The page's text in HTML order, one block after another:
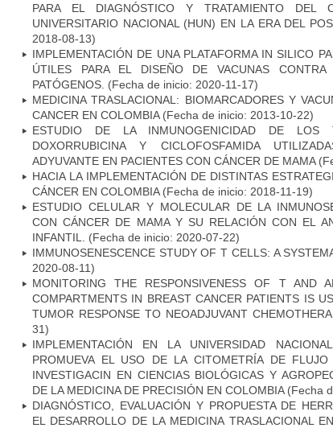
PARA EL DIAGNÓSTICO Y TRATAMIENTO DEL
UNIVERSITARIO NACIONAL (HUN) EN LA ERA DEL
2018-08-13)
IMPLEMENTACIÓN DE UNA PLATAFORMA IN SILICO
ÚTILES PARA EL DISEÑO DE VACUNAS
PATÓGENOS. (Fecha de inicio: 2020-11-17)
MEDICINA TRASLACIONAL: BIOMARCADORES Y
CANCER EN COLOMBIA(Fecha de inicio: 2013-10-22)
ESTUDIO DE LA INMUNOGENICIDAD DE LOS
DOXORRUBICINA Y CICLOFOSFAMIDA
ADYUVANTE EN PACIENTES CON CÁNCER DE MAMA
HACIA LA IMPLEMENTACIÓN DE DISTINTAS
CÁNCER EN COLOMBIA(Fecha de inicio: 2018-11-19)
ESTUDIO CELULAR Y MOLECULAR DE LA
CON CÁNCER DE MAMA Y SU RELACIÓN CON EL
INFANTIL.
(Fecha de inicio: 2020-07-22)
IMMUNOSENESCENCE STUDY OF T CELLS: A
2020-08-11)
MONITORING THE RESPONSIVENESS OF T AND
COMPARTMENTS IN BREAST CANCER PATIENTS IS
TUMOR RESPONSE TO NEOADJUVANT
31)
IMPLEMENTACIÓN EN LA UNIVERSIDAD
PROMUEVA EL USO DE LA CITOMETRÍA DE FLUJO
INVESTIGACIN EN CIENCIAS BIOLÓGICAS Y
DE LA MEDICINA DE PRECISIÓN EN COLOMBIA(Fecha
DIAGNÓSTICO, EVALUACIÓN Y PROPUESTA DE
EL DESARROLLO DE LA MEDICINA TRASLACIONAL